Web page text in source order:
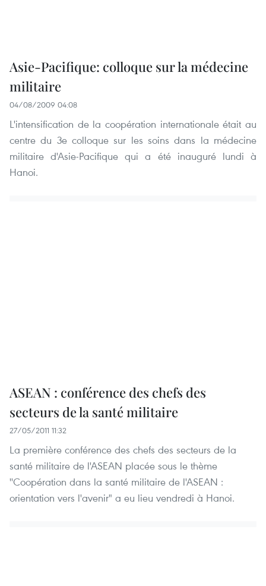
Asie-Pacifique: colloque sur la médecine
militaire
04/08/2009 04:08
L'intensification de la coopération internationale était au
centre du 3e colloque sur les soins dans la médecine
militaire d'Asie-Pacifique qui a été inauguré lundi à
Hanoi.
ASEAN : conférence des chefs des
secteurs de la santé militaire
27/05/2011 11:32
La première conférence des chefs des secteurs de la
santé militaire de l'ASEAN placée sous le thème
''Coopération dans la santé militaire de l'ASEAN :
orientation vers l'avenir" a eu lieu vendredi à Hanoi.